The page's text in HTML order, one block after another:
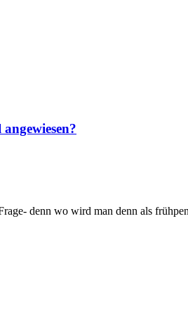
denn wo wird man denn als